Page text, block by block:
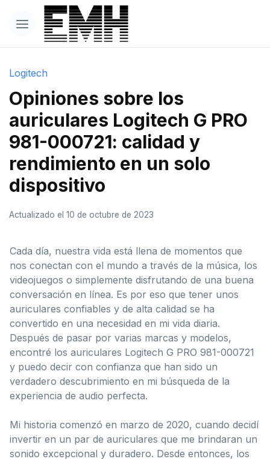
Logitech
Opiniones sobre los
auriculares Logitech G PRO
981-000721: calidad y
rendimiento en un solo
dispositivo
Actualizado el 10 de octubre de 2023
Cada día, nuestra vida está llena de momentos que
nos conectan con el mundo a través de la música, los
videojuegos o simplemente disfrutando de una buena
conversación en línea. Es por eso que tener unos
auriculares confiables y de alta calidad se ha
convertido en una necesidad en mi vida diaria.
Después de pasar por varias marcas y modelos,
encontré los auriculares Logitech G PRO 981-000721
y puedo decir con confianza que han sido un
verdadero descubrimiento en mi búsqueda de la
experiencia de audio perfecta.
Mi historia comenzó en marzo de 2020, cuando decidí
invertir en un par de auriculares que me brindaran un
sonido excepcional y duradero. Desde entonces, los